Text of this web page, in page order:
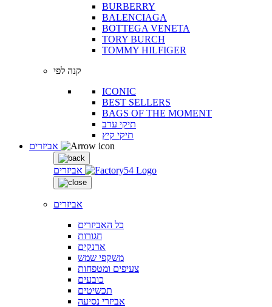
BURBERRY
BALENCIAGA
BOTTEGA VENETA
TORY BURCH
TOMMY HILFIGER
קנה לפי
ICONIC
BEST SELLERS
BAGS OF THE MOMENT
תיקי ערב
תיקי קיץ
אביזרים
אביזרים
כל האביזרים
חגורות
ארנקים
משקפי שמש
צעיפים ומטפחות
כובעים
תכשיטים
אביזרי נסיעה